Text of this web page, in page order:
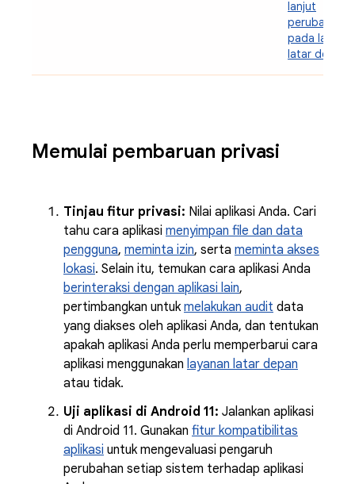
lanjut
perubahan
pada
latar depan
Memulai pembaruan privasi
Tinjau fitur privasi: Nilai aplikasi Anda. Cari
tahu cara aplikasi menyimpan file dan data
pengguna, meminta izin, serta meminta akses
lokasi. Selain itu, temukan cara aplikasi Anda
berinteraksi dengan aplikasi lain,
pertimbangkan untukmelakukan audit data
yang diakses oleh aplikasi Anda, dan tentukan
apakah aplikasi Anda perlu memperbarui cara
aplikasi menggunakan layanan latar depan
atau tidak.
Uji aplikasi di Android 11: Jalankan aplikasi
di Android 11. Gunakan fitur kompatibilitas
aplikasi untuk mengevaluasi pengaruh
perubahan setiap sistem terhadap aplikasi